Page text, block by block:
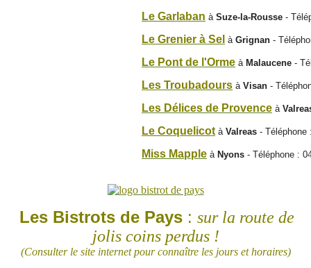
Le Garlaban à Suze-la-Rousse -
Le Grenier à Sel à Grignan -
Le Pont de l'Orme à Malaucene -
Les Troubadours à Visan -
Les Délices de Provence à
Le Coquelicot à Valreas - Téléphone
Miss Mapple à Nyons - Téléphone : 0
Les Bistrots de Pays : sur la route de
jolis coins perdus !
(Consulter le site internet pour connaître les jours et horaires)